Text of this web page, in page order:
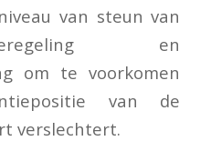
van steun van
en
om te voorkomen
van de
verslechtert.